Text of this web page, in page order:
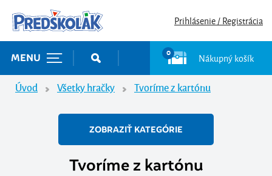
Prihlásenie / Registrácia
MENU 0 Nákupný košík
Úvod Všetky hračky Tvoríme z kartónu
ZOBRAZIŤ KATEGÓRIE
Tvoríme z kartónu